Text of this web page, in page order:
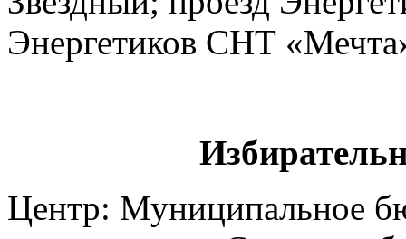
Энергетиков СНТ
Центр: Муниципальное